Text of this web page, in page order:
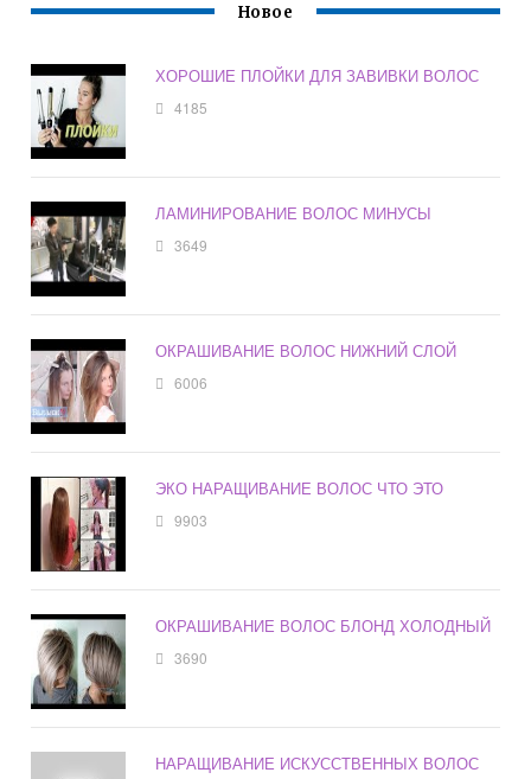
Новое
ХОРОШИЕ ПЛОЙКИ ДЛЯ ЗАВИВКИ ВОЛОС
4185
ЛАМИНИРОВАНИЕ ВОЛОС МИНУСЫ
3649
ОКРАШИВАНИЕ ВОЛОС НИЖНИЙ СЛОЙ
6006
ЭКО НАРАЩИВАНИЕ ВОЛОС ЧТО ЭТО
9903
ОКРАШИВАНИЕ ВОЛОС БЛОНД ХОЛОДНЫЙ
3690
НАРАЩИВАНИЕ ИСКУССТВЕННЫХ ВОЛОС